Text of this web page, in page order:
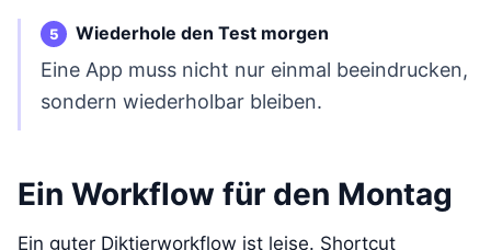
Wiederhole den Test morgen
Eine App muss nicht nur einmal beeindrucken,
sondern wiederholbar bleiben.
Ein Workflow für den Montag
Ein guter Diktierworkflow ist leise. Shortcut